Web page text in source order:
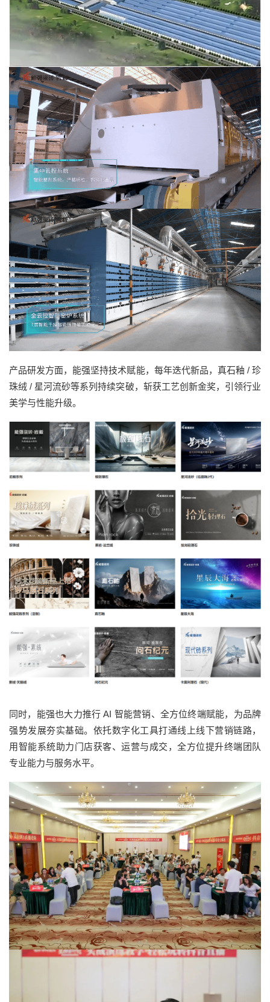
产品研发方面，能强坚持技术赋能，每年迭代新品，真石釉 / 珍
珠绒 / 星河流砂等系列持续突破，斩获工艺创新金奖，引领行业
美学与性能升级。
同时，能强也大力推行 AI 智能营销、全方位终端赋能，为品牌
强势发展夯实基础。依托数字化工具打通线上线下营销链路，
用智能系统助力门店获客、运营与成交，全方位提升终端团队
专业能力与服务水平。